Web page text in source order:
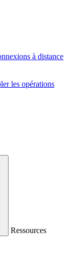
à distance
les opérations
Ressources